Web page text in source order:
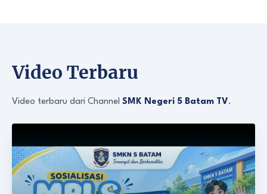
Video Terbaru
Video terbaru dari Channel SMK Negeri 5 Batam TV.